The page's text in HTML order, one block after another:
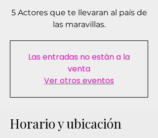
5 Actores que te llevaran al país de
las maravillas.
Las entradas no están a la
venta
Ver otros eventos
Horario y ubicación